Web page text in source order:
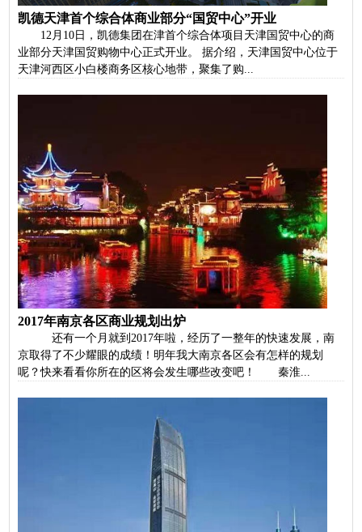
凯德天津首个综合体商业部分“国贸中心”开业
12月10日，凯德集团在津首个综合体项目天津国贸中心的商
业部分天津国贸购物中心正式开业。 据介绍，天津国贸中心位于
天津河西区小白楼商务区核心地带，聚集了购...
2017年南京各区商业规划出炉
还有一个月就到2017年啦，经历了一整年的快速发展，南
京取得了不少耀眼的成绩！明年我大南京各区会有怎样的规划
呢？快来看看你所在的区将会发生哪些改变吧！ 秦淮...